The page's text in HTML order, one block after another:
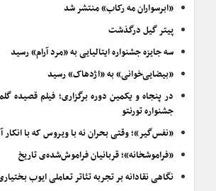
«ابرسواران مه رکاب» منتشر شد
پیتر گیل درگذشت
سه جایزه جشنواره ایتالیایی به «مرد آرام» رسید
«بیضایی‌خوانی» به «اژدهاک» رسید
در پنجاه و یکمین دوره برگزاری؛ فیلم
جشنواره تورنتو
«نفس‌گیر»؛ وقتی بحران نه با ویروس که با
«فراموشخانه»؛ قربانیان فراموش‌شده‌ی تاریخ
نگاهی نقادانه بر تجربه تئاتر تعاملی ایوب